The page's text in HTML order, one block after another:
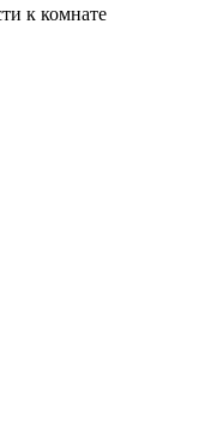
к комнате